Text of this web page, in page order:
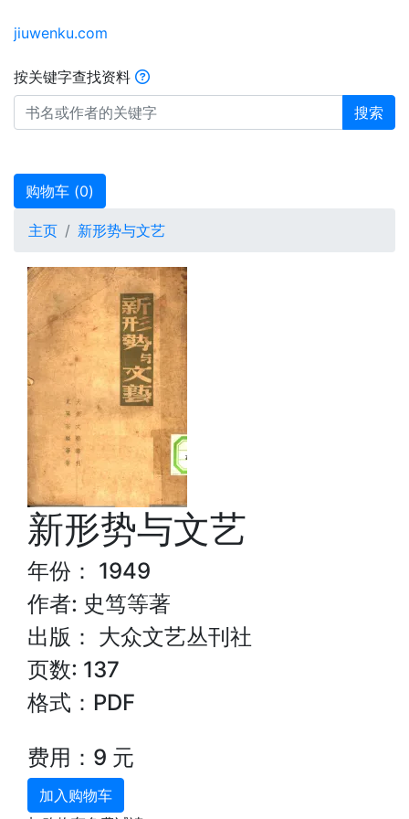
jiuwenku.com
按关键字查找资料
搜索
购物车 (0)
主页 新形势与文艺
新形势与文艺
年份： 1949
作者: 史笃等著
出版： 大众文艺丛刊社
页数: 137
格式：PDF
费用：9 元
加入购物车